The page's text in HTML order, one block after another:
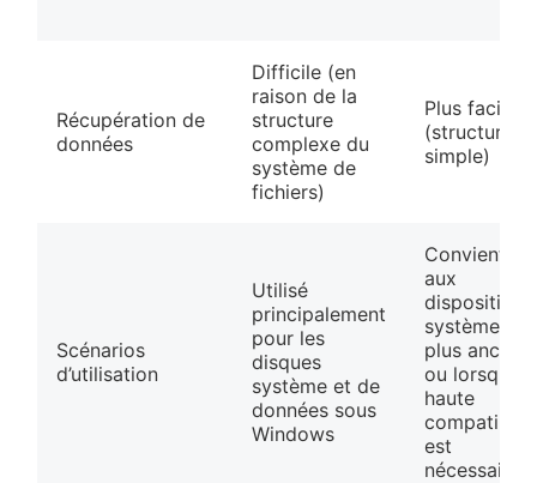
Récupération de
données
Difficile (en
raison de la
structure
complexe du
système de
fichiers)
Plus facile
(structure
simple)
Scénarios
d’utilisation
Utilisé
principalement
pour les
disques
système et de
données sous
Windows
Convient
aux
dispositifs
systèmes
plus
ou lorsque
haute
est
nécessaire